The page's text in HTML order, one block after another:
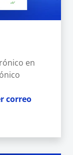
en
correo